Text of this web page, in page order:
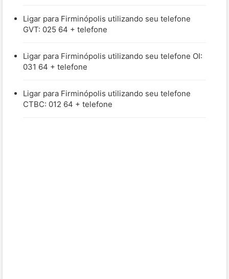
Ligar para Firminópolis utilizando seu telefone
GVT: 025 64 + telefone
Ligar para Firminópolis utilizando seu telefone OI:
031 64 + telefone
Ligar para Firminópolis utilizando seu telefone
CTBC: 012 64 + telefone